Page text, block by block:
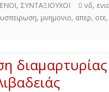
, ΣΥΝΤΑΞΙΟΥΧΟΙ νδ,
, μνημονιο, απερ, οτε,